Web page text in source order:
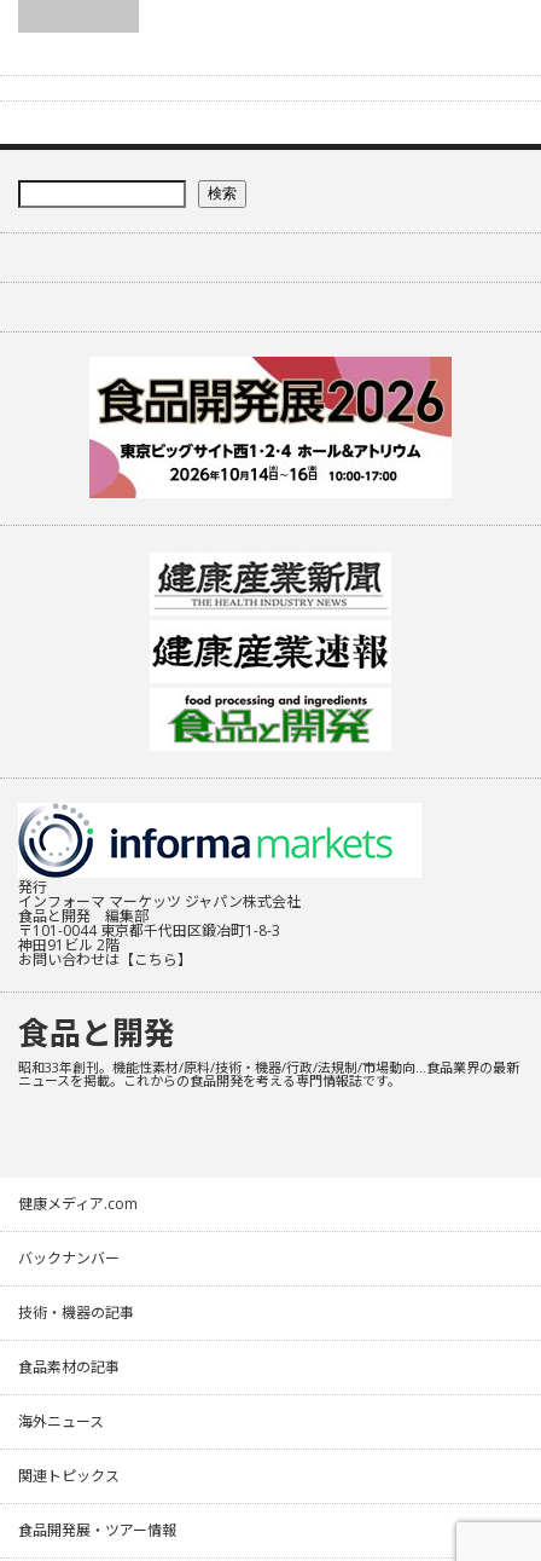
検索
発行
インフォーマ マーケッツ ジャパン株式会社
食品と開発 編集部
〒101-0044 東京都千代田区鍛冶町1-8-3
神田91ビル 2階
お問い合わせは 【こちら】
食品と開発
昭和33年創刊。機能性素材/原料/技術・機器/行政/法規制/市場動向…食品業界の最新
ニュースを掲載。これからの食品開発を考える専門情報誌です。
健康メディア.com
バックナンバー
技術・機器の記事
食品素材の記事
海外ニュース
関連トピックス
食品開発展・ツアー情報